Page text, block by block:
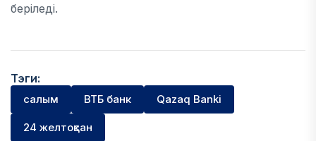
беріледі.
Тэги:
салым ВТБ банк Qazaq Banki
24 желтоқсан